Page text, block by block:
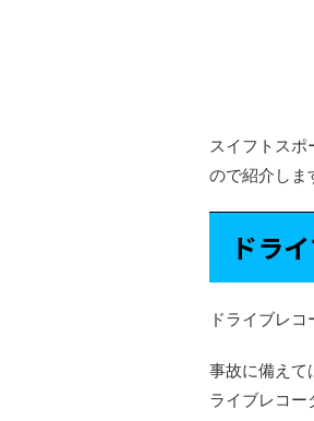
スイフトス
ので紹介しま
ドラ
ドライブレ
事故に備えて
ライブレコー